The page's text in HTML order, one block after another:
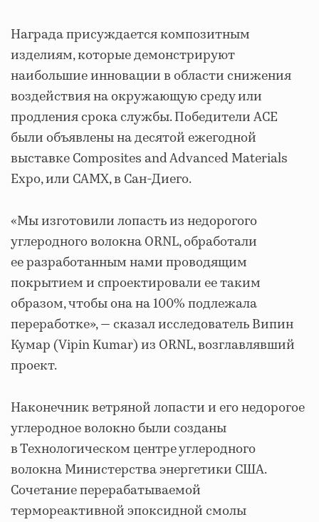
Награда присуждается композитным
изделиям, которые демонстрируют
наибольшие инновации в области снижения
воздействия на окружающую среду или
продления срока службы. Победители ACE
были объявлены на десятой ежегодной
выставке Composites and Advanced Materials
Expo, или CAMX, в Сан-Диего.
«Мы изготовили лопасть из недорогого
углеродного волокна ORNL, обработали
ее разработанным нами проводящим
покрытием и спроектировали ее таким
образом, чтобы она на 100% подлежала
переработке», — сказал исследователь Випин
Кумар (Vipin Kumar) из ORNL, возглавлявший
проект.
Наконечник ветряной лопасти и его недорогое
углеродное волокно были созданы
в Технологическом центре углеродного
волокна Министерства энергетики США.
Сочетание перерабатываемой
термореактивной эпоксидной смолы